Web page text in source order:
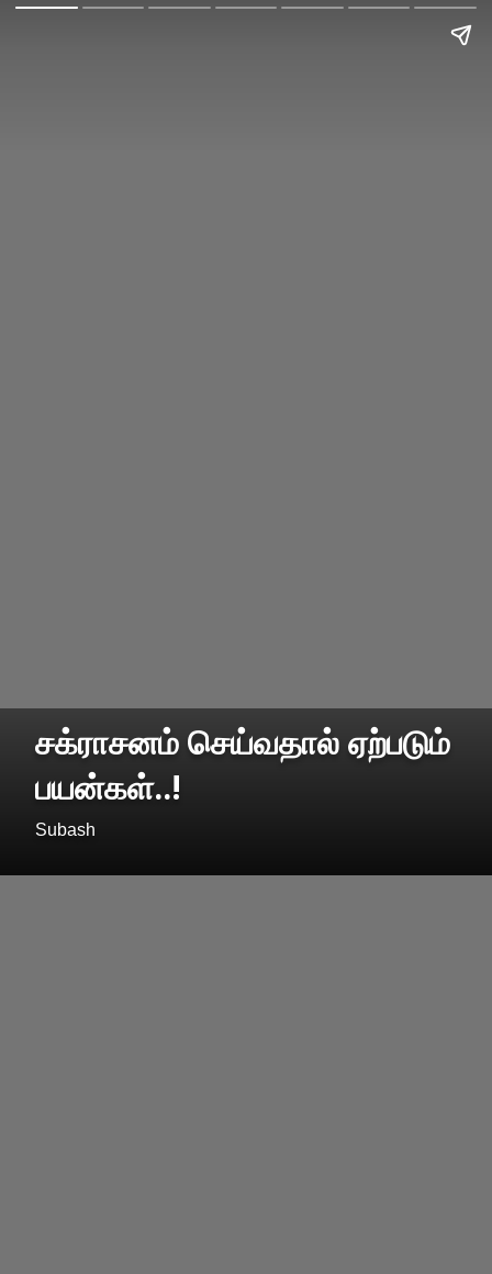
சக்ராசனம் செய்வதால் ஏற்படும்
பயன்கள்..!
Subash